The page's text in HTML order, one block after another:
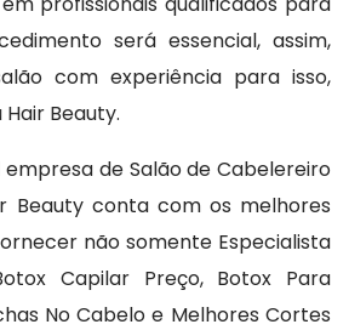
será essencial, assim,
com experiência para isso,
Beauty.
de Salão de Cabelereiro
Beauty conta com os melhores
não somente Especialista
Capilar Preço, Botox Para
No Cabelo e Melhores Cortes